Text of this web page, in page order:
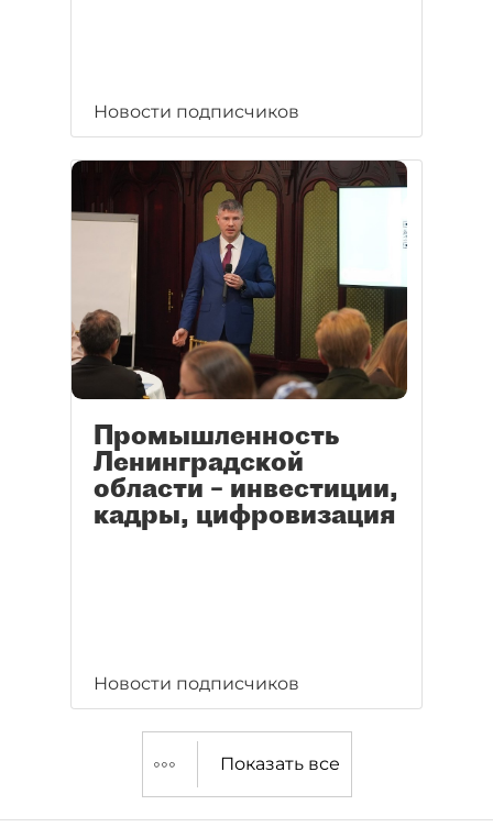
Новости подписчиков
Промышленность
Ленинградской
области – инвестиции,
кадры, цифровизация
Новости подписчиков
Показать все